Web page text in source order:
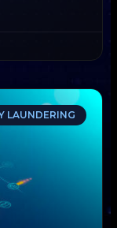
LAUNDERING